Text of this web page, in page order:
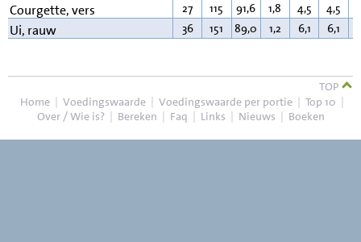
Courgette, vers 27 115 91,6 1,8 4,5 4,5
Ui, rauw 36 151 89,0 1,2 6,1 6,1
TOP
Home | Voedingswaarde | Voedingswaarde per portie | Top 10 |
Over / Wie is? | Bereken | Faq | Links | Nieuws | Boeken